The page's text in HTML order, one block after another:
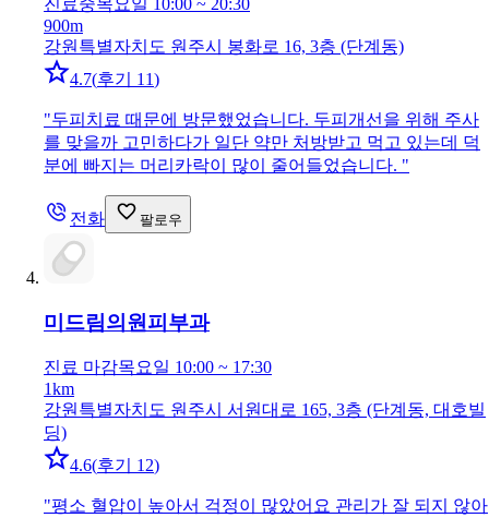
진료중목요일 10:00 ~ 20:30
900m
강원특별자치도 원주시 봉화로 16, 3층 (단계동)
4.7(후기 11)
"두피치료 때문에 방문했었습니다. 두피개선을 위해 주사
를 맞을까 고민하다가 일단 약만 처방받고 먹고 있는데 덕
분에 빠지는 머리카락이 많이 줄어들었습니다. "
전화 팔로우
미드림의원 피부과
진료 마감목요일 10:00 ~ 17:30
1km
강원특별자치도 원주시 서원대로 165, 3층 (단계동, 대호빌
딩)
4.6(후기 12)
"평소 혈압이 높아서 걱정이 많았어요 관리가 잘 되지 않아